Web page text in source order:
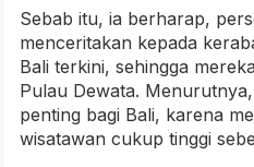
Sebab itu, ia berharap,
menceritakan kepada
Bali terkini, sehingga
Pulau Dewata.
penting bagi Bali, karena
wisatawan cukup tinggi